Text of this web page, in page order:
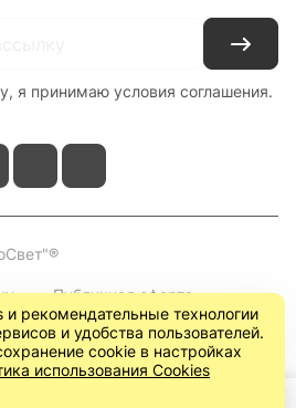
я принимаю условия соглашения.
Публичная оферта
(пользовательское
соглашение)
рекомендательные технологии
и удобства пользователей.
cookie в настройках
использования Cookies